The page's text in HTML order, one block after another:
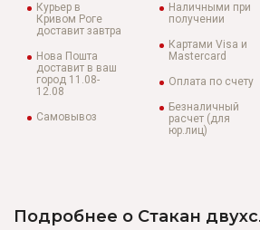
Курьер в
Кривом Роге
доставит завтра
Нова Пошта
доставит в ваш
город 11.08-
12.08
Самовывоз
Наличными при
получении
Картами Visa и
Mastercard
Оплата по счету
Безналичный
расчет (для
юр.лиц)
Подробнее о Стакан